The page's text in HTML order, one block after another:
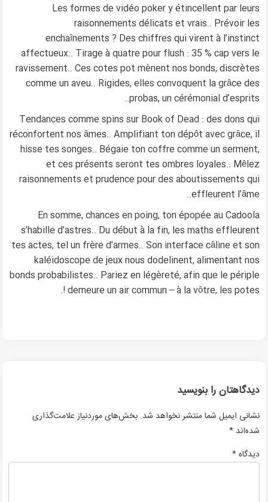
Les formes de vidéo poker y étincellent par leurs
raisonnements délicats et vrais.. Prévoir les
enchaînements ? Des chiffres qui virent à l’instinct
affectueux.. Tirage à quatre pour flush : 35 % cap vers le
ravissement.. Ces cotes pot mènent nos bonds, discrètes
comme un aveu.. Rigides, elles convoquent la grâce des
probas, un cérémonial d’esprits..
Tendances comme spins sur Book of Dead : des dons qui
réconfortent nos âmes.. Amplifiant ton dépôt avec grâce, il
hisse tes songes.. Bégaie ton coffre comme un serment,
et ces présents seront tes ombres loyales.. Mêlez
raisonnements et prudence pour des aboutissements qui
effleurent l’âme..
En somme, chances en poing, ton épopée au Cadoola
s’habille d’astres.. Du début à la fin, les maths effleurent
tes actes, tel un frère d’armes.. Son interface câline et son
kaléidoscope de jeux nous dodelinent, alimentant nos
bonds probabilistes.. Pariez en légèreté, afin que le périple
demeure un air commun – à la vôtre, les potes !.
دیدگاهتان را بنویسید
نشانی ایمیل شما منتشر نخواهد شد. بخش‌های موردنیاز علامت‌گذاری
شده‌اند*
دیدگاه*